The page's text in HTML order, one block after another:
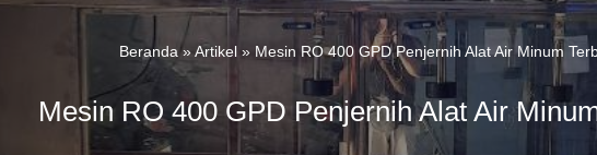
Beranda»Artikel» Mesin RO 400 GPD Penjernih Alat Air Minum
Mesin RO 400 GPD Penjernih Alat Air